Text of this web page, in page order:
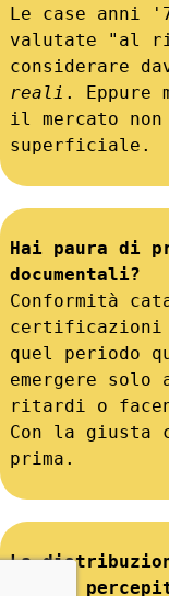
Le case anni
valutate "al
considerare
reali . Eppure
il mercato non
superficiale.
Hai paura di
documentali?
Conformità
certificazioni
quel periodo
emergere solo
ritardi o
Con la giusta
prima.
La
prezzo